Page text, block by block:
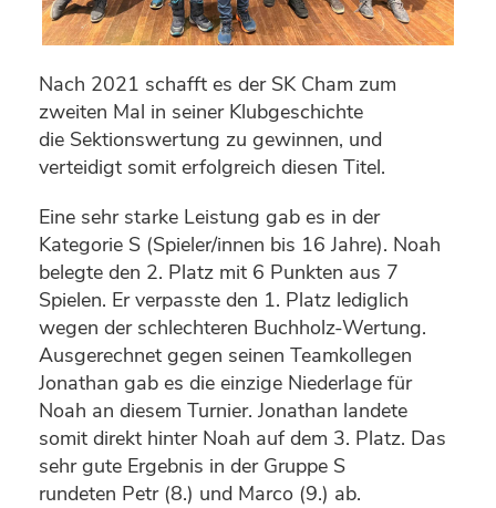
Nach 2021 schafft es der SK Cham zum
zweiten Mal in seiner Klubgeschichte
die Sektionswertung zu gewinnen, und
verteidigt somit erfolgreich diesen Titel.
Eine sehr starke Leistung gab es in der
Kategorie S (Spieler/innen bis 16 Jahre). Noah
belegte den 2. Platz mit 6 Punkten aus 7
Spielen. Er verpasste den 1. Platz lediglich
wegen der schlechteren Buchholz-Wertung.
Ausgerechnet gegen seinen Teamkollegen
Jonathan gab es die einzige Niederlage für
Noah an diesem Turnier. Jonathan landete
somit direkt hinter Noah auf dem 3. Platz. Das
sehr gute Ergebnis in der Gruppe S
rundeten Petr (8.) und Marco (9.) ab.